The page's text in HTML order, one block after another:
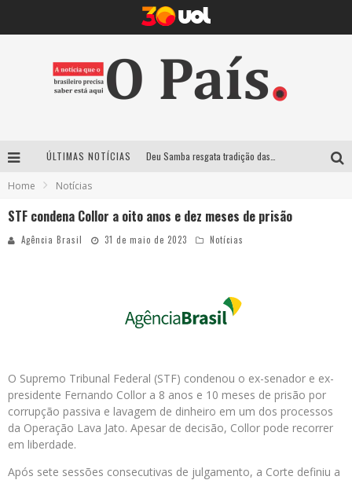
ÚLTIMAS NOTÍCIAS
Maior Campeonato de Drift da América Latina retorna ao Mega Space em março
Home Notícias
STF condena Collor a oito anos e dez meses de prisão
Agência Brasil 31 de maio de 2023 Notícias
O Supremo Tribunal Federal (STF) condenou o ex-senador e ex-
presidente Fernando Collor a 8 anos e 10 meses de prisão por
corrupção passiva e lavagem de dinheiro em um dos processos
da Operação Lava Jato. Apesar de decisão, Collor pode recorrer
em liberdade.
Após sete sessões consecutivas de julgamento, a Corte definiu a